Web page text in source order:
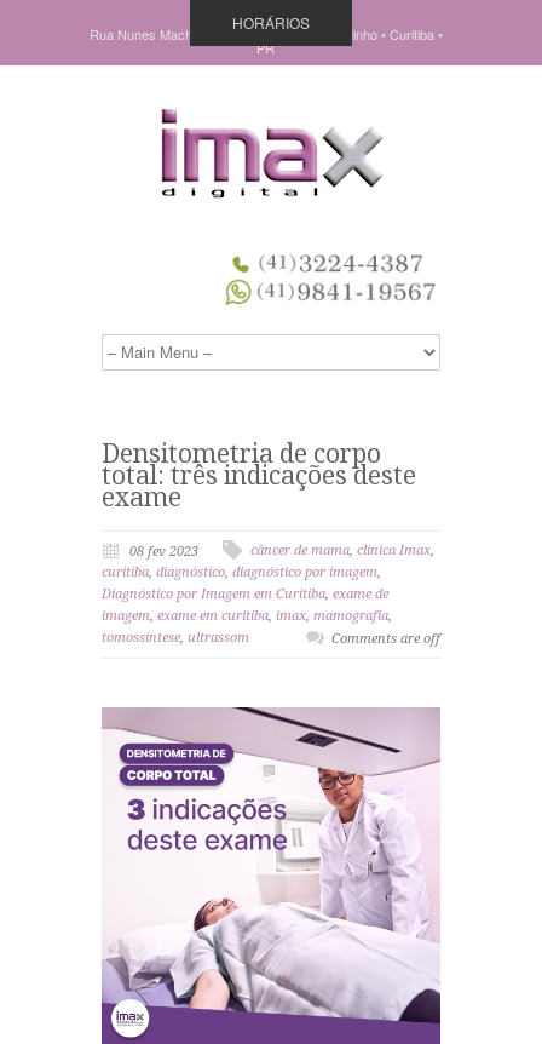
Rua Nunes Machado, 838 • Pç Ouvidor Pardinho • Curitiba •
PR
Densitometria de corpo
total: três indicações deste
exame
08 fev 2023 câncer de mama, clinica Imax,
curitiba, diagnóstico, diagnóstico por imagem,
Diagnóstico por Imagem em Curitiba, exame de
imagem, exame em curitiba, imax, mamografia,
tomossíntese, ultrassom Comments are off
HORÁRIOS